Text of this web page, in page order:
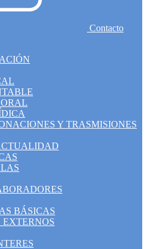
Contacto
Y TRASMISIONES
BÁSICAS